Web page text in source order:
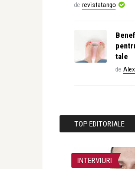
de revistatango
tale
de
TOP EDITORIALE
INTERVIURI